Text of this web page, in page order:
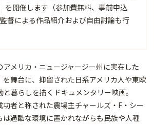
を開催します（参加費無料、事前申込
督による作品紹介および自由討論も行
メリカ・ニュージャージー州に実在した
を舞台に、抑留された日系アメリカ人や東欧
暮らしを描くドキュメンタリー映画。
功者と称された農場主チャールズ・F・シー
は過酷な環境に置かれながらも民族や人種